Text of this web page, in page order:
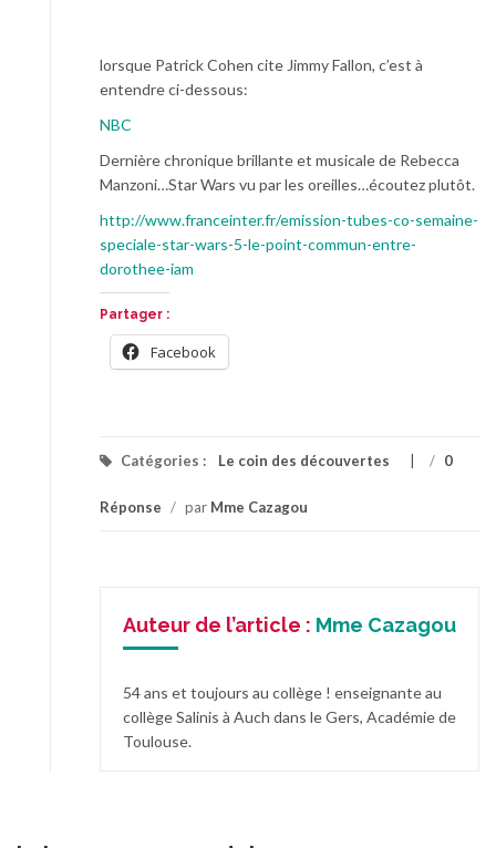
lorsque Patrick Cohen cite Jimmy Fallon, c’est à
entendre ci-dessous:
NBC
Dernière chronique brillante et musicale de Rebecca
Manzoni…Star Wars vu par les oreilles…écoutez plutôt.
http://www.franceinter.fr/emission-tubes-co-semaine-
speciale-star-wars-5-le-point-commun-entre-
dorothee-iam
Partager :
Facebook
Catégories : Le coin des découvertes / 0
Réponse / par Mme Cazagou
Auteur de l’article : Mme Cazagou
54 ans et toujours au collège ! enseignante au
collège Salinis à Auch dans le Gers, Académie de
Toulouse.